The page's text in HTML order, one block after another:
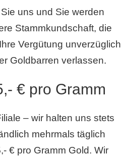
uns und Sie werden
Stammkundschaft, die
Vergütung unverzüglich
Goldbarren verlassen.
€ pro Gramm
– wir halten uns stets
mehrmals täglich
€ pro Gramm Gold. Wir